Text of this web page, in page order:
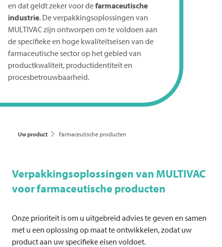
en dat geldt zeker voor defarmaceutische
industrie. De verpakkingsoplossingen van
MULTIVACzijn ontworpen om te voldoen aan
de specifieke en hoge kwaliteitseisen van de
farmaceutische sector op het gebied van
productkwaliteit, productidentiteit en
procesbetrouwbaarheid.
Uw product Farmaceutische producten
Verpakkingsoplossingen van MULTIVAC
voor farmaceutische producten
Onze prioriteit is om u uitgebreid advies te geven en samen
met u een oplossing op maat te ontwikkelen, zodat uw
product aan uw specifieke eisen voldoet.